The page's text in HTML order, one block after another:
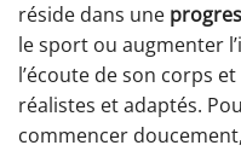
réside dans une
le sport ou augmenter
l’écoute de son corps
réalistes et adaptés.
commencer